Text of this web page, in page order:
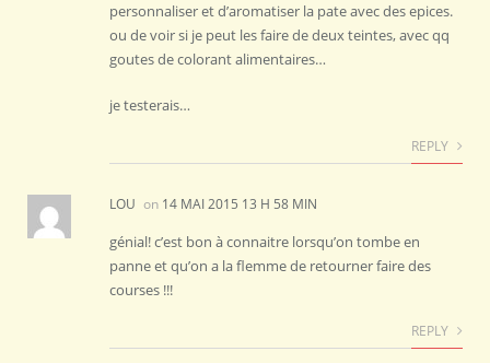
personnaliser et d’aromatiser la pate avec des epices.
ou de voir si je peut les faire de deux teintes, avec qq
goutes de colorant alimentaires…
je testerais…
REPLY
LOU on 14 MAI 2015 13 H 58 MIN
génial! c’est bon à connaitre lorsqu’on tombe en
panne et qu’on a la flemme de retourner faire des
courses !!!
REPLY